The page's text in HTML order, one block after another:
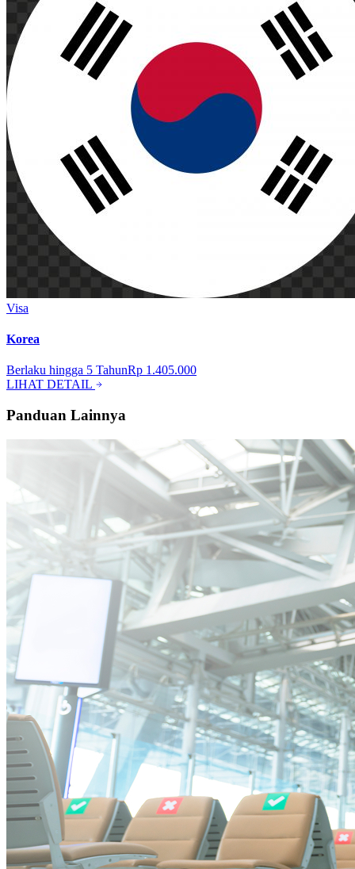
Visa
Korea
Berlaku hingga 5 TahunRp 1.405.000
LIHAT DETAIL
Panduan Lainnya